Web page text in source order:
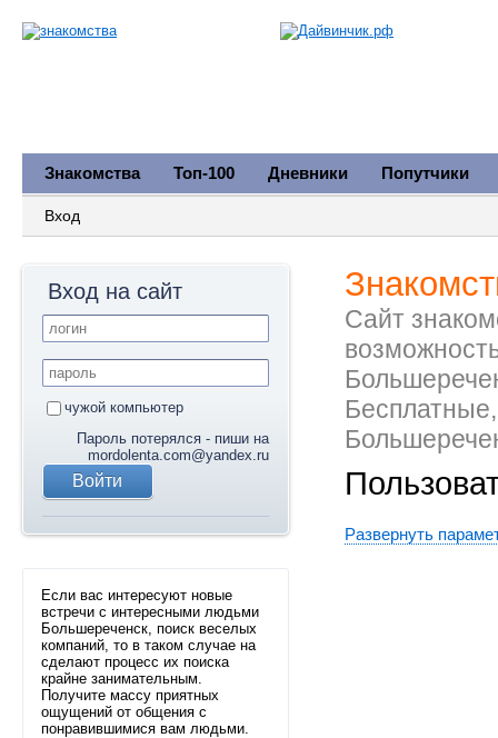
Знакомства Топ-100 Дневники Попутчики
Вход
Сайт
Развернуть
Вход на сайт
чужой компьютер
Пароль потерялся - пиши на
mordolenta.com@yandex.ru
Если вас интересуют новые
встречи с интересными людьми
Большереченск, поиск веселых
компаний, то в таком случае на
сделают процесс их поиска
крайне занимательным.
Получите массу приятных
ощущений от общения с
понравившимися вам людьми.